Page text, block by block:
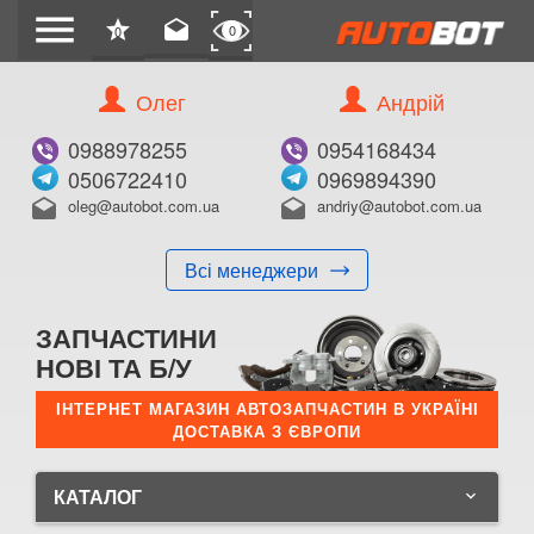
menu star
0 drafts 0
Олег
0988978255
0506722410
drafts oleg@autobot.com.ua
Всі менеджери
Андрій
0954168434
0969894390
drafts andriy@autobot.com.ua
ЗАПЧАСТИНИ
НОВІ ТА Б/У
ІНТЕРНЕТ МАГАЗИН АВТОЗАПЧАСТИН В УКРАЇНІ
ДОСТАВКА З ЄВРОПИ
КАТАЛОГ keyboard_arrow_down